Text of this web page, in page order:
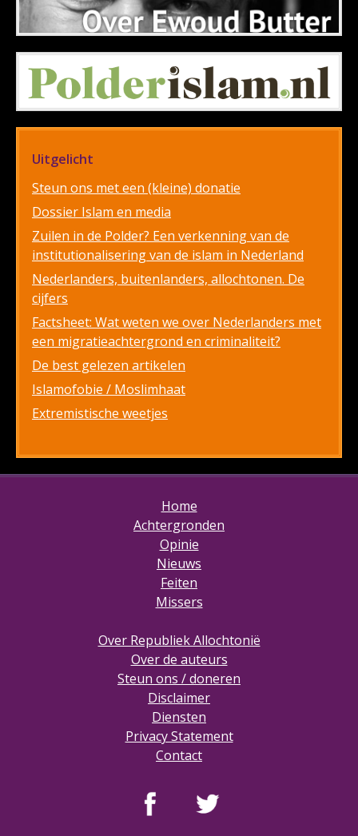
Uitgelicht
Steun ons met een (kleine) donatie
Dossier Islam en media
Zuilen in de Polder? Een verkenning van de
institutionalisering van de islam in Nederland
Nederlanders, buitenlanders, allochtonen. De
cijfers
Factsheet: Wat weten we over Nederlanders met
een migratieachtergrond en criminaliteit?
De best gelezen artikelen
Islamofobie / Moslimhaat
Extremistische weetjes
Home
Achtergronden
Opinie
Nieuws
Feiten
Missers
Over Republiek Allochtonië
Over de auteurs
Steun ons / doneren
Disclaimer
Diensten
Privacy Statement
Contact